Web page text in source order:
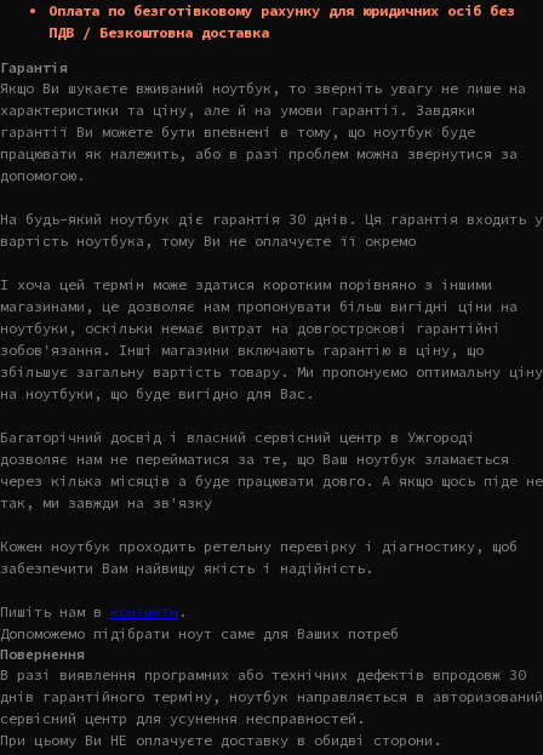
Оплата по безготівковому рахунку для юридичних осіб без
ПДВ / Безкоштовна доставка
Гарантія
Якщо Ви шукаєте вживаний ноутбук, то зверніть увагу не лише на
характеристики та ціну, але й на умови гарантії. Завдяки
гарантії Ви можете бути впевнені в тому, що ноутбук буде
працювати як належить, або в разі проблем можна звернутися за
допомогою.
На будь-який ноутбук діє гарантія 30 днів. Ця гарантія входить у
вартість ноутбука, тому Ви не оплачуєте її окремо
І хоча цей термін може здатися коротким порівняно з іншими
магазинами, це дозволяє нам пропонувати більш вигідні ціни на
ноутбуки, оскільки немає витрат на довгострокові гарантійні
зобов'язання. Інші магазини включають гарантію в ціну, що
збільшує загальну вартість товару. Ми пропонуємо оптимальну ціну
на ноутбуки, що буде вигідно для Вас.
Багаторічний досвід і власний сервісний центр в Ужгороді
дозволяє нам не перейматися за те, що Ваш ноутбук зламається
через кілька місяців а буде працювати довго. А якщо щось піде не
так, ми завжди на зв'язку
Кожен ноутбук проходить ретельну перевірку і діагностику, щоб
забезпечити Вам найвищу якість і надійність.
Пишіть нам в контакти .
Допоможемо підібрати ноут саме для Ваших потреб
Повернення
В разі виявлення програмних або технічних дефектів впродовж 30
днів гарантійного терміну, ноутбук направляється в авторизований
сервісний центр для усунення несправностей.
При цьому Ви НЕ оплачуєте доставку в обидві сторони.